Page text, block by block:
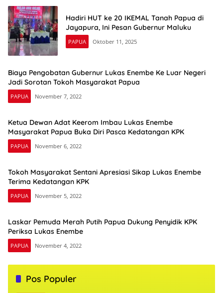
Hadiri HUT ke 20 IKEMAL Tanah Papua di
Jayapura, Ini Pesan Gubernur Maluku
PAPUA Oktober 11, 2025
Biaya Pengobatan Gubernur Lukas Enembe Ke Luar Negeri
Jadi Sorotan Tokoh Masyarakat Papua
PAPUA November 7, 2022
Ketua Dewan Adat Keerom Imbau Lukas Enembe
Masyarakat Papua Buka Diri Pasca Kedatangan KPK
PAPUA November 6, 2022
Tokoh Masyarakat Sentani Apresiasi Sikap Lukas Enembe
Terima Kedatangan KPK
PAPUA November 5, 2022
Laskar Pemuda Merah Putih Papua Dukung Penyidik KPK
Periksa Lukas Enembe
PAPUA November 4, 2022
Pos Populer